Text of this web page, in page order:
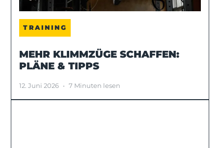
TRAINING
MEHR KLIMMZÜGE SCHAFFEN:
PLÄNE & TIPPS
12. Juni 2026 • 7 Minuten lesen